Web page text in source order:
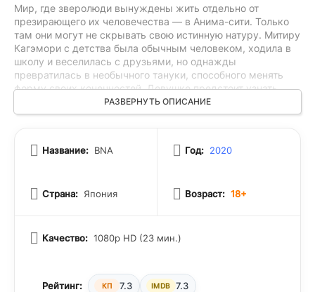
Мир, где зверолюди вынуждены жить отдельно от
презирающего их человечества — в Анима-сити. Только
там они могут не скрывать свою истинную натуру. Митиру
Кагэмори с детства была обычным человеком, ходила в
школу и веселилась с друзьями, но однажды
превратилась в необычного тануки, способного менять
форму своих конечностей. Девушке предстоит узнать,
почему это произошло и как это связано с опытами над
людьми.
РАЗВЕРНУТЬ ОПИСАНИЕ
Название: BNA
Страна: Япония
Год: 2020
Возраст: 18+
Качество: 1080p HD (23 мин.)
Рейтинг: КП 7.3 IMDB 7.3